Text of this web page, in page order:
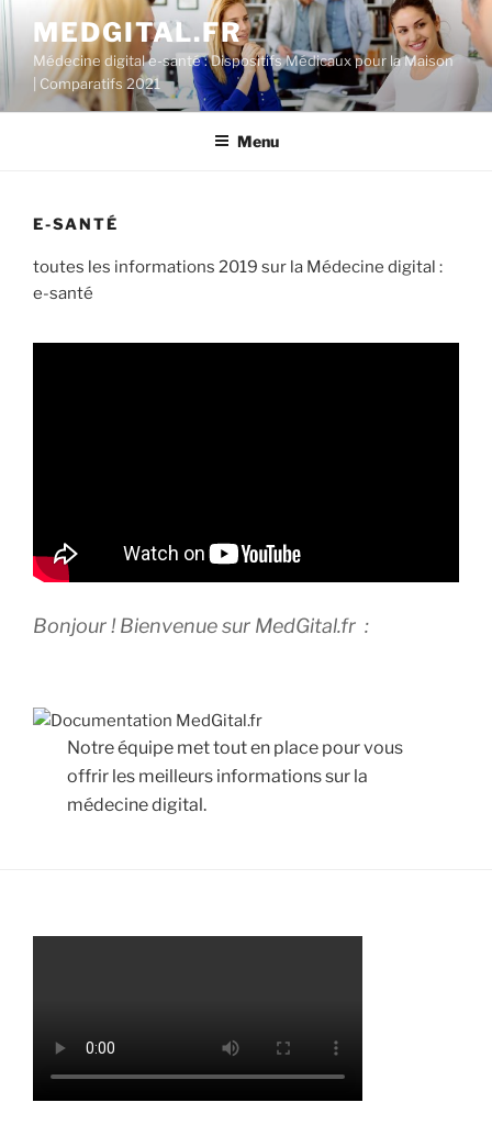
Aller
au
contenu
principal
MEDGITAL.FR
Médecine digital e-santé : Dispositifs Médicaux pour la Maison
| Comparatifs 2021
Menu
E-SANTÉ
toutes les informations 2019 sur la Médecine digital :
e-santé
Bonjour ! Bienvenue sur MedGital.fr :
Notre équipe met tout en place pour vous
offrir les meilleurs informations sur la
médecine digital.